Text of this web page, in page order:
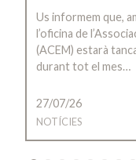
Us informem que,
l’oficina de
(ACEM) estarà
durant tot el mes…
27/07/26
NOTÍCIES